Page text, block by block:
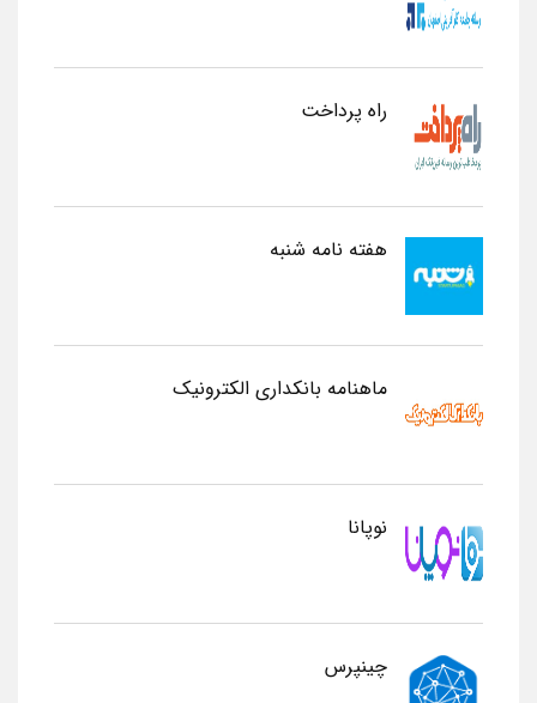
راه پرداخت
هفته نامه شنبه
ماهنامه بانکداری الکترونیک
نوپانا
چینپرس